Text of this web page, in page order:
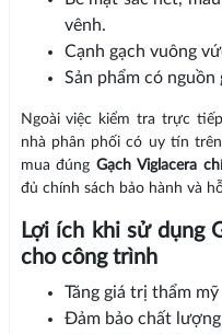
vênh.
Cạnh gạch vuông
Sản phẩm có
Ngoài việc kiểm tra trực
nhà phân phối có uy tín
mua đúngGạch Viglacera
đủ chính sách bảo hành và
Lợi ích khi sử dụng
cho công trình
Tăng giá trị thẩm
Đảm bảo chất